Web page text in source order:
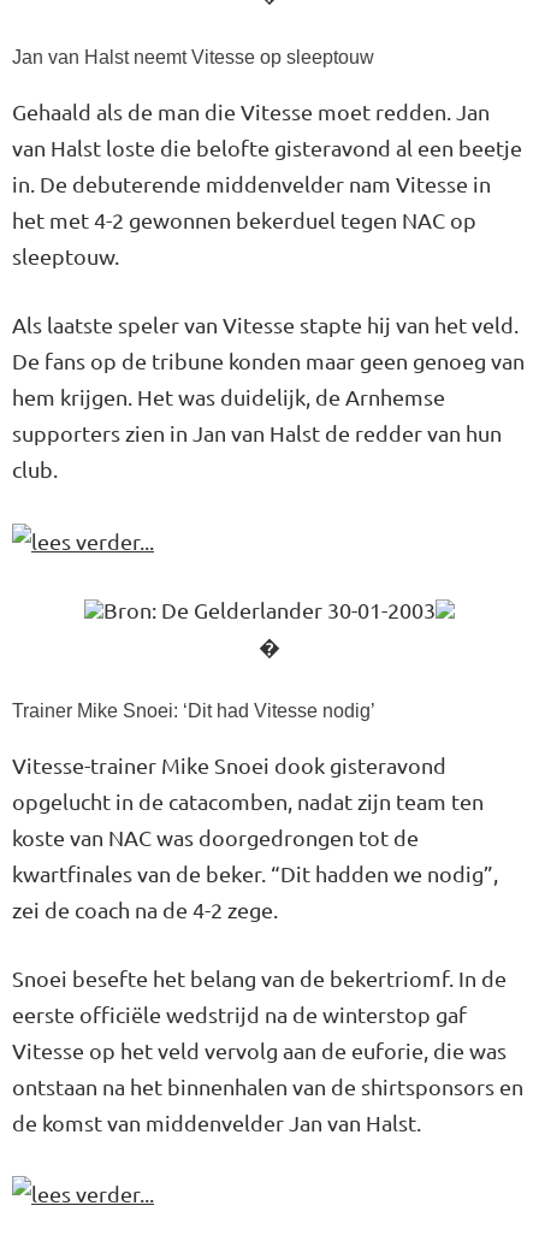
Jan van Halst neemt Vitesse op sleeptouw
Gehaald als de man die Vitesse moet redden. Jan
van Halst loste die belofte gisteravond al een beetje
in. De debuterende middenvelder nam Vitesse in
het met 4-2 gewonnen bekerduel tegen NAC op
sleeptouw.
Als laatste speler van Vitesse stapte hij van het veld.
De fans op de tribune konden maar geen genoeg van
hem krijgen. Het was duidelijk, de Arnhemse
supporters zien in Jan van Halst de redder van hun
club.
Bron: De Gelderlander 30-01-2003
�
Trainer Mike Snoei: ‘Dit had Vitesse nodig’
Vitesse-trainer Mike Snoei dook gisteravond
opgelucht in de catacomben, nadat zijn team ten
koste van NAC was doorgedrongen tot de
kwartfinales van de beker. “Dit hadden we nodig”,
zei de coach na de 4-2 zege.
Snoei besefte het belang van de bekertriomf. In de
eerste officiële wedstrijd na de winterstop gaf
Vitesse op het veld vervolg aan de euforie, die was
ontstaan na het binnenhalen van de shirtsponsors en
de komst van middenvelder Jan van Halst.